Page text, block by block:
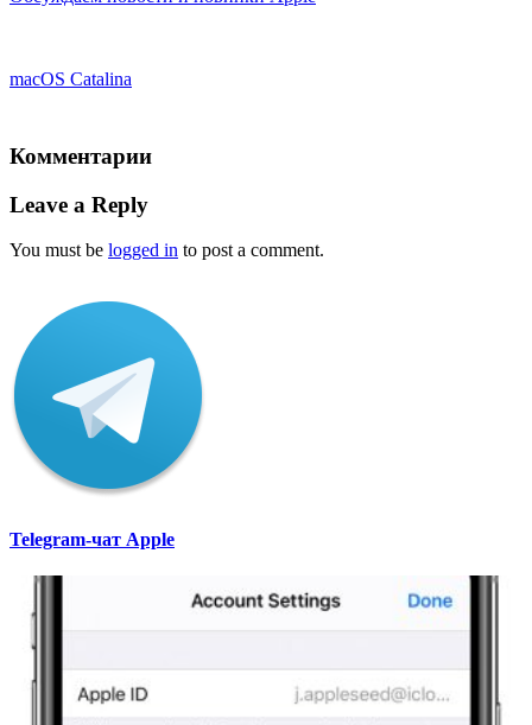
macOS Catalina
Комментарии
Leave a Reply
You must be logged in to post a comment.
Telegram-чат Apple